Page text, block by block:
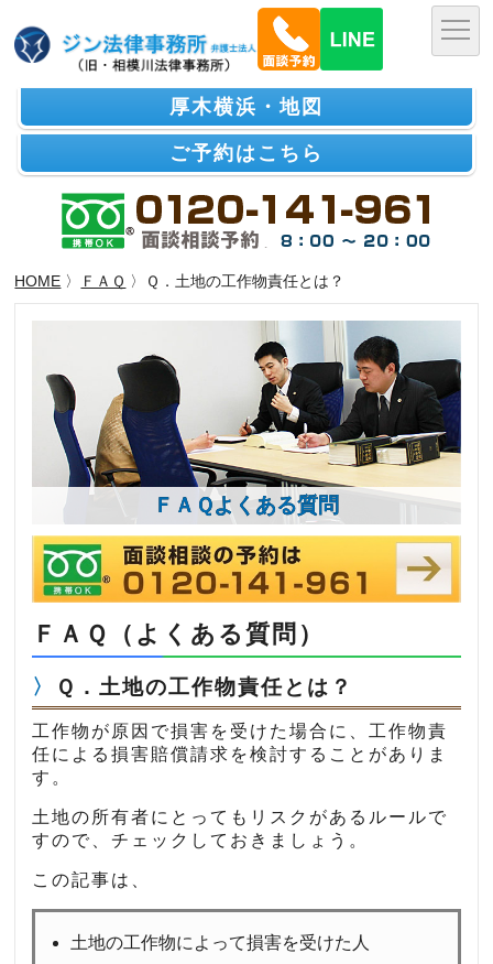
厚木横浜・地図
ご予約はこちら
HOME 〉 ＦＡＱ 〉Ｑ．土地の工作物責任とは？
ＦＡＱよくある質問
ＦＡＱ（よくある質問）
Ｑ．土地の工作物責任とは？
工作物が原因で損害を受けた場合に、工作物責
任による損害賠償請求を検討することがありま
す。
土地の所有者にとってもリスクがあるルールで
すので、チェックしておきましょう。
この記事は、
土地の工作物によって損害を受けた人